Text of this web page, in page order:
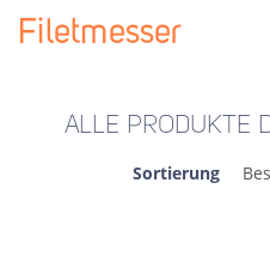
Filetmesser
ALLE PRODUKTE
Sortierung